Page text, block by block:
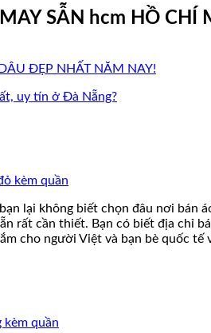
SẪN hcm HỒ CHÍ
ĐẸP NHẤT NĂM NAY!
uy tín ở Đà Nẵng?
kèm quần
lại không biết chọn đâu nơi bán
rất cần thiết. Bạn có biết địa chỉ
cho người Việt và bạn bè quốc tế
kèm quần